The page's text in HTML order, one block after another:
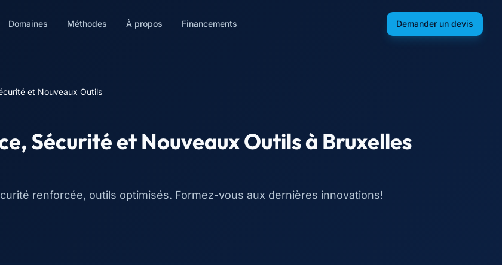
Domaines Méthodes À propos Financements Demander un devis
et Nouveaux Outils
Sécurité et Nouveaux Outilsà Bruxelles
renforcée, outils optimisés. Formez-vous aux dernières innovations!